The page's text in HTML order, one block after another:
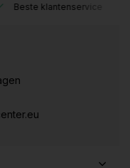
klantenservice